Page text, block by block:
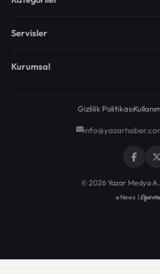
Servisler
Kurumsal
Gizlilik Politikası
© 2026 Yazar Medya
eNews |